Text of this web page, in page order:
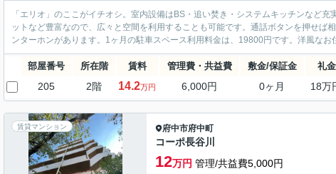
「エリオ」のここがイチオシ。室内設備はBS・追い焚き・システムキッチンなど
ットなど豊富なので、広々と空間を利用することも可能です。通話ボタンを押せば
ンターホンがあります。1ヶ月の駐車スペース利用料金は、19800円です。洋風な
部屋番号 所在階 賃料 管理費・共益費 敷金/保証金 礼金
205 2階 14.2万円 6,000円 0ヶ月 18万
賃貸マンション 府中市府中町
コーポ長谷川
12万円 管理/共益費5,000円